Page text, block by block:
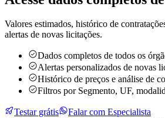
Valores estimados, histórico de
alertas de novas licitações.
Dados completos de todos os
Alertas personalizados de novas
Histórico de preços e análise de
Filtros por Segmento, UF,
Testar grátis
Falar com Especialista